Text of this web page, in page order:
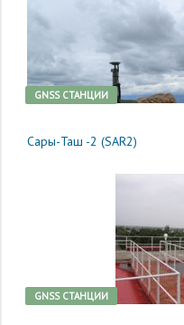
GNSS CТАНЦИИ
Сары-Таш -2 (SAR2)
GNSS CТАНЦИИ